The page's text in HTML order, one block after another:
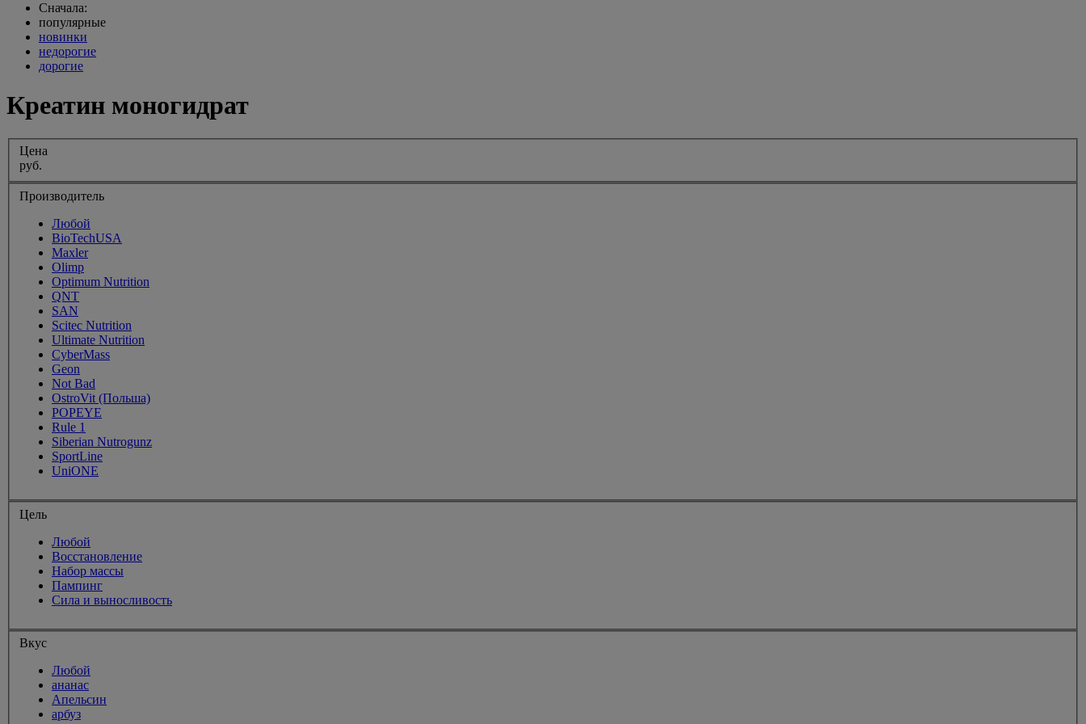
Сначала:
популярные
новинки
недорогие
дорогие
Креатин моногидрат
Цена
руб.
Производитель
Любой
BioTechUSA
Maxler
Olimp
Optimum Nutrition
QNT
SAN
Scitec Nutrition
Ultimate Nutrition
CyberMass
Geon
Not Bad
OstroVit (Польша)
POPEYE
Rule 1
Siberian Nutrogunz
SportLine
UniONE
Цель
Любой
Восстановление
Набор массы
Пампинг
Сила и выносливость
Вкус
Любой
ананас
Апельсин
арбуз